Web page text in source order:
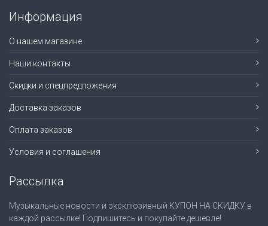
Информация
О нашем магазине
Наши контакты
Скидки и спецпредложения
Доставка заказов
Оплата заказов
Условия и соглашения
Рассылка
Музыкальные новости и эксклюзивный КУПОН НА СКИДКУ в
каждой рассылке! Подпишитесь и покупайте дешевле!